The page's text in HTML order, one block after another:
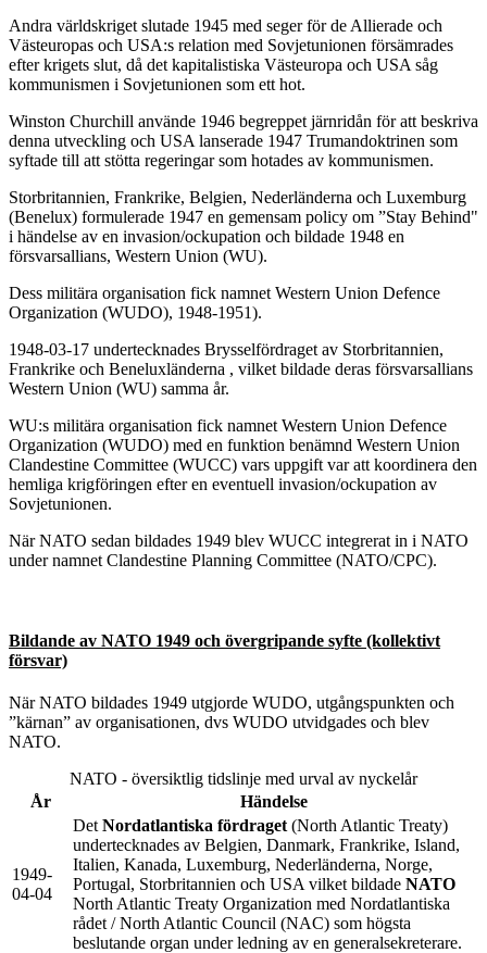
Andra världskriget slutade 1945 med seger för de Allierade och
Västeuropas och USA:s relation med Sovjetunionen försämrades
efter krigets slut, då det kapitalistiska Västeuropa och USA såg
kommunismen i Sovjetunionen som ett hot.
Winston Churchill använde 1946 begreppet järnridån för att beskriva
denna utveckling och USA lanserade 1947 Trumandoktrinen som
syftade till att stötta regeringar som hotades av kommunismen.
Storbritannien, Frankrike, Belgien, Nederländerna och Luxemburg
(Benelux) formulerade 1947 en gemensam policy om ”Stay Behind"
i händelse av en invasion/ockupation och bildade 1948 en
försvarsallians, Western Union (WU).
Dess militära organisation fick namnet Western Union Defence
Organization (WUDO), 1948-1951).
1948-03-17 undertecknades Brysselfördraget av Storbritannien,
Frankrike och Beneluxländerna , vilket bildade deras försvarsallians
Western Union (WU) samma år.
WU:s militära organisation fick namnet Western Union Defence
Organization (WUDO) med en funktion benämnd Western Union
Clandestine Committee (WUCC) vars uppgift var att koordinera den
hemliga krigföringen efter en eventuell invasion/ockupation av
Sovjetunionen.
När NATO sedan bildades 1949 blev WUCC integrerat in i NATO
under namnet Clandestine Planning Committee (NATO/CPC).
Bildande av NATO 1949 och övergripande syfte (kollektivt
försvar)
När NATO bildades 1949 utgjorde WUDO, utgångspunkten och
”kärnan” av organisationen, dvs WUDO utvidgades och blev
NATO.
NATO - översiktlig tidslinje med urval av nyckelår
År
Händelse
1949-
04-04
Det Nordatlantiska fördraget (North Atlantic Treaty)
undertecknades av Belgien, Danmark, Frankrike, Island,
Italien, Kanada, Luxemburg, Nederländerna, Norge,
Portugal, Storbritannien och USA vilket bildade NATO
North Atlantic Treaty Organization med Nordatlantiska
rådet / North Atlantic Council (NAC) som högsta
beslutande organ under ledning av en generalsekreterare.